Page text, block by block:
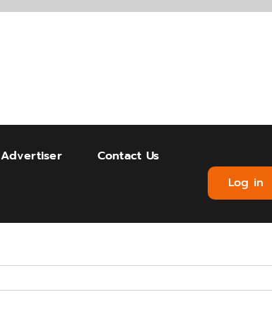
Advertiser Contact Us
Log in